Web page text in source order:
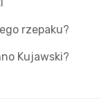
rzepaku?
Kujawski?